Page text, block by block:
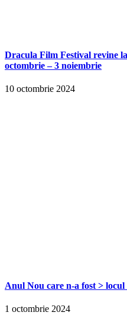
Dracula Film Festival revine
octombrie – 3 noiembrie
10 octombrie 2024
Anul Nou care n-a fost >
1 octombrie 2024